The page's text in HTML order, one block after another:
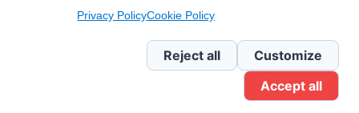
Newsletter Linkedin
Privacy PolicyCookie Policy
Reject all
Customize
Accept all